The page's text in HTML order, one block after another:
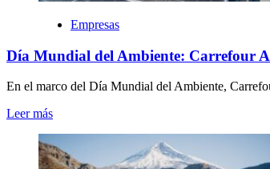
Empresas
Día Mundial del Ambiente: Carrefour
En el marco del Día Mundial del Ambiente,
Leer más